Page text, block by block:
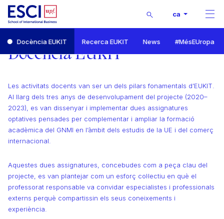
Buscar ca
EUKIT - Coneixement i innovació per als reptes del comerç europeu
Docència EUKIT
Docència EUKIT Recerca EUKIT News #MésEUropa
Docència EUKIT
Les activitats docents van ser un dels pilars fonamentals d’EUKIT.
Al llarg dels tres anys de desenvolupament del projecte (2020–
2023), es van dissenyar i implementar dues assignatures
optatives pensades per complementar i ampliar la formació
acadèmica del GNMI en l’àmbit dels estudis de la UE i del comerç
internacional.
Aquestes dues assignatures, concebudes com a peça clau del
projecte, es van plantejar com un esforç col·lectiu en què el
professorat responsable va convidar especialistes i professionals
externs perquè compartissin els seus coneixements i
experiència.